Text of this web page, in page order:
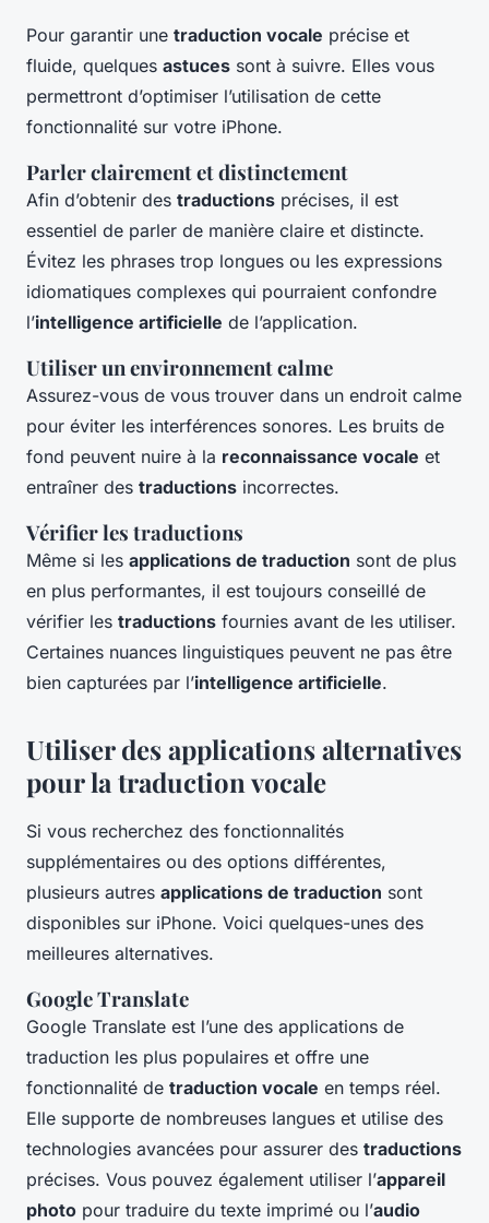
Pour garantir une traduction vocale précise et
fluide, quelques astuces sont à suivre. Elles vous
permettront d’optimiser l’utilisation de cette
fonctionnalité sur votre iPhone.
Parler clairement et distinctement
Afin d’obtenir des traductions précises, il est
essentiel de parler de manière claire et distincte.
Évitez les phrases trop longues ou les expressions
idiomatiques complexes qui pourraient confondre
l’intelligence artificielle de l’application.
Utiliser un environnement calme
Assurez-vous de vous trouver dans un endroit calme
pour éviter les interférences sonores. Les bruits de
fond peuvent nuire à la reconnaissance vocale et
entraîner des traductions incorrectes.
Vérifier les traductions
Même si les applications de traduction sont de plus
en plus performantes, il est toujours conseillé de
vérifier les traductions fournies avant de les utiliser.
Certaines nuances linguistiques peuvent ne pas être
bien capturées par l’intelligence artificielle.
Utiliser des applications alternatives
pour la traduction vocale
Si vous recherchez des fonctionnalités
supplémentaires ou des options différentes,
plusieurs autres applications de traduction sont
disponibles sur iPhone. Voici quelques-unes des
meilleures alternatives.
Google Translate
Google Translate est l’une des applications de
traduction les plus populaires et offre une
fonctionnalité de traduction vocale en temps réel.
Elle supporte de nombreuses langues et utilise des
technologies avancées pour assurer des traductions
précises. Vous pouvez également utiliser l’appareil
photo pour traduire du texte imprimé ou l’audio